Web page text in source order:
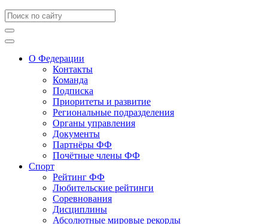
О Федерации
Контакты
Команда
Подписка
Приоритеты и развитие
Региональные подразделения
Органы управления
Документы
Партнёры ФФ
Почётные члены ФФ
Спорт
Рейтинг ФФ
Любительские рейтинги
Соревнования
Дисциплины
Абсолютные мировые рекорды